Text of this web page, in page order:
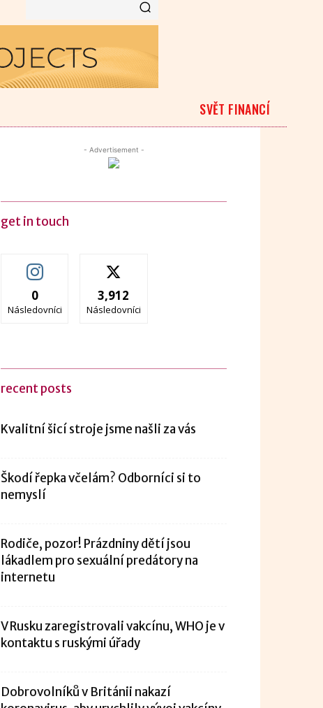
SVĚT FINANCÍ
- Advertisement -
get in touch
0
Následovníci
3,912
Následovníci
recent posts
Kvalitní šicí stroje jsme našli za vás
Škodí řepka včelám? Odborníci si to
nemyslí
Rodiče, pozor! Prázdniny dětí jsou
lákadlem pro sexuální predátory na
internetu
V Rusku zaregistrovali vakcínu, WHO je v
kontaktu s ruskými úřady
Dobrovolníků v Británii nakazí